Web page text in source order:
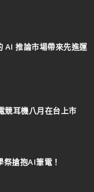
AI 推論市場帶來先進運
耳機八月在台上市
搶抱AI筆電！